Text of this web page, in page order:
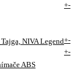
+-
NIVA Legend+-
+-
ABS